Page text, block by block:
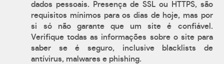
dados pessoais. Presença de SSL ou HTTPS, são
requisitos mínimos para os dias de hoje, mas por
si só não garante que um site é confiável.
Verifique todas as informações sobre o site para
saber se é seguro, inclusive blacklists de
antívirus, malwares e phishing.